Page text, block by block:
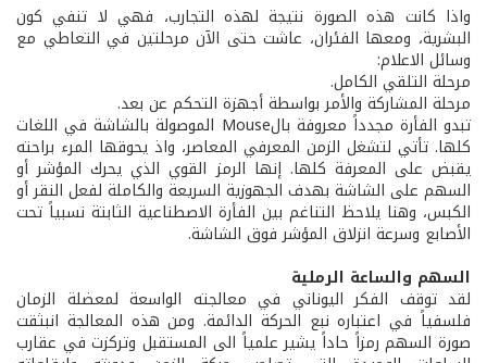
واذا كانت هذه الصورة نتيجة لهذه التجارب، فهي لا تنفي كون
البشرية، ومعها الفئران، عاشت حتى الآن مرحلتين في التعاطي مع
وسائل الاعلام:
مرحلة التلقي الكامل.
مرحلة المشاركة والأمر بواسطة أجهزة التحكم عن بعد.
تبدو الفأرة مجدداً معروفة بالMouse الموصولة بالشاشة في اللغات
كلها. تأتي لتشغل الزمن المعرفي المعاصر، واذ يحوقها المرء براحته
يقبض على المعرفة كلها. إنها الرمز القوي الذي يحرك المؤشر أو
السهم على الشاشة بهدف الجهوزية السريعة والكاملة لفعل النقر أو
الكبس، وهنا يلاحظ التناغم بين الفأرة الاصطناعية الثابتة نسبياً تحت
الأصابع وسرعة انزلاق المؤشر فوق الشاشة.
السهم والساعة الرملية
لقد توقف الفكر اليوناني في معالجته الواسعة لمعضلة الزمان
فلسفياً في اعتباره نبع الحركة الدائمة. ومن هذه المعالجة انبثقت
صورة السهم رمزاً حاداً يشير علمياً الى المستقبل وتركزت في عقارب